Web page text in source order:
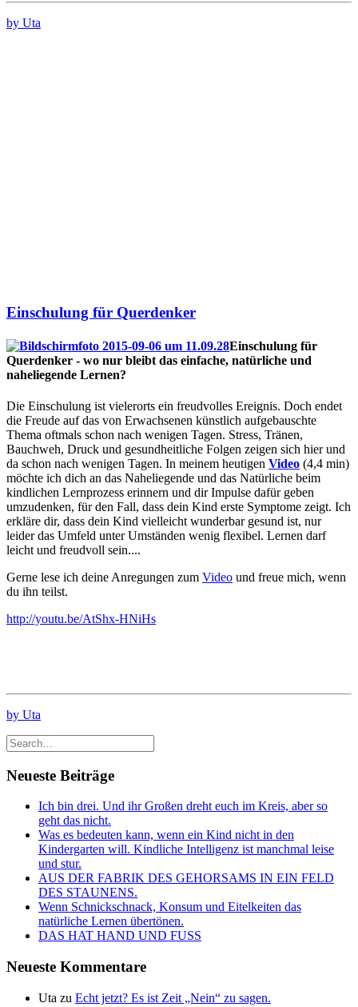
by Uta
Einschulung für Querdenker
Einschulung für
Querdenker - wo nur bleibt das einfache, natürliche und
naheliegende Lernen?
Die Einschulung ist vielerorts ein freudvolles Ereignis. Doch endet
die Freude auf das von Erwachsenen künstlich aufgebauschte
Thema oftmals schon nach wenigen Tagen. Stress, Tränen,
Bauchweh, Druck und gesundheitliche Folgen zeigen sich hier und
da schon nach wenigen Tagen. In meinem heutigen Video (4,4 min)
möchte ich dich an das Naheliegende und das Natürliche beim
kindlichen Lernprozess erinnern und dir Impulse dafür geben
umzudenken, für den Fall, dass dein Kind erste Symptome zeigt. Ich
erkläre dir, dass dein Kind vielleicht wunderbar gesund ist, nur
leider das Umfeld unter Umständen wenig flexibel. Lernen darf
leicht und freudvoll sein....
Gerne lese ich deine Anregungen zum Video und freue mich, wenn
du ihn teilst.
http://youtu.be/AtShx-HNiHs
by Uta
Neueste Beiträge
Ich bin drei. Und ihr Großen dreht euch im Kreis, aber so
geht das nicht.
Was es bedeuten kann, wenn ein Kind nicht in den
Kindergarten will. Kindliche Intelligenz ist manchmal leise
und stur.
AUS DER FABRIK DES GEHORSAMS IN EIN FELD
DES STAUNENS.
Wenn Schnickschnack, Konsum und Eitelkeiten das
natürliche Lernen übertönen.
DAS HAT HAND UND FUSS
Neueste Kommentare
Uta zu Echt jetzt? Es ist Zeit „Nein“ zu sagen.